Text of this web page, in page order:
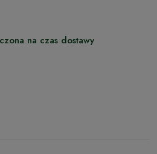
na czas dostawy